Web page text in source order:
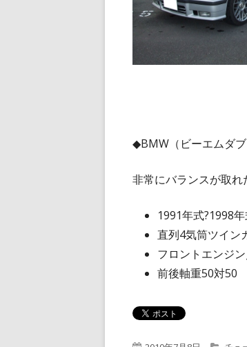
◆BMW（ビーエムダ
非常にバランスが取れ
1991年式?1998
直列4気筒ツイン
フロントエンジ
前後軸重50対50